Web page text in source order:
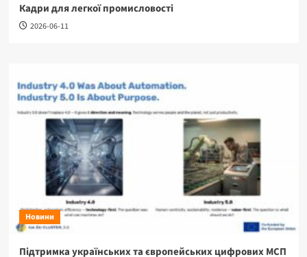
Кадри для легкої промисловості
2026-06-11
Новини
Підтримка українських та європейських цифрових МСП